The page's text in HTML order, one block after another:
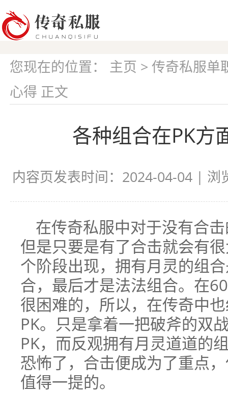
您现在的位置： 主页 > 传奇私服单
心得 正文
各种组合在PK方
内容页发表时间：2024-04-04 | 浏
在传奇私服中对于没有合
但是只要是有了合击就会有
个阶段出现，拥有月灵的组
合，最后才是法法组合。在
很困难的，所以，在传奇中
PK。只是拿着一把破斧的双
PK，而反观拥有月灵道道的
恐怖了，合击便成为了重点
值得一提的。